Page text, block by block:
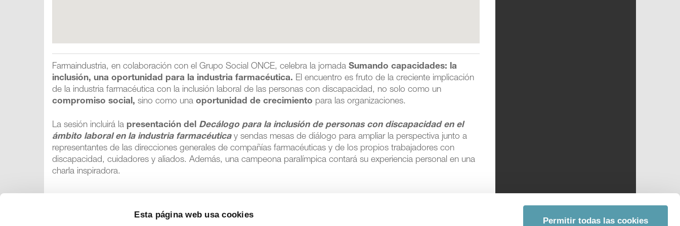
Esta página web usa cookies
Permitir todas las cookies
Farmaindustria, en colaboración con el Grupo Social ONCE, celebra la jornadaSumando capacidades: la
inclusión, una oportunidad para la industria farmacéutica. El encuentro es fruto de la creciente implicación
de la industria farmacéutica con la inclusión laboral de las personas con discapacidad, no solo como un
compromiso social, sino como unaoportunidad de crecimiento para las organizaciones.
La sesión incluirá la presentación del Decálogo para la inclusión de personas con discapacidad en el
ámbito laboral en la industria farmacéuticay sendas mesas de diálogo para ampliar la perspectiva junto a
representantes de las direcciones generales de compañías farmacéuticas y de los propios trabajadores con
discapacidad, cuidadores y aliados. Además, una campeona paralímpica contará su experiencia personal en una
charla inspiradora.